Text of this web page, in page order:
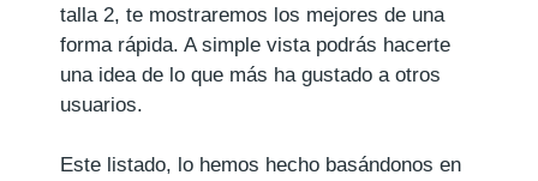
talla 2, te mostraremos los mejores de una
forma rápida. A simple vista podrás hacerte
una idea de lo que más ha gustado a otros
usuarios.
Este listado, lo hemos hecho basándonos en